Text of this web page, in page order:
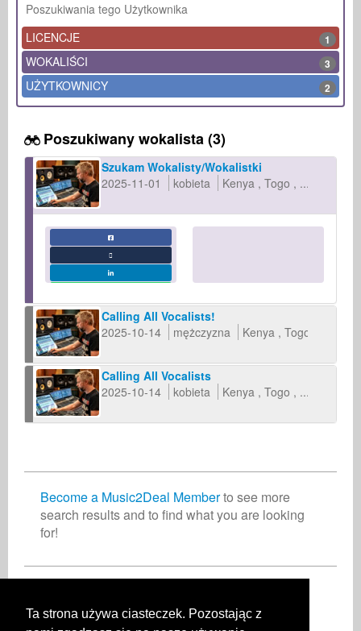
Ta strona używa ciasteczek. Pozostając z
Poszukiwania tego Użytkownika
LICENCJE
1
WOKALIŚCI 3
UŻYTKOWNICY 2
Poszukiwany wokalista (3)
Szukam Wokalisty/Wokalistki
2025-11-01
kobieta Kenya Togo ...
Calling All Vocalists!
2025-10-14
mężczyzna Kenya Togo
Calling All Vocalists
2025-10-14
kobieta Kenya Togo ...
Become a Music2Deal Memberto see more
search results and to find what you are looking
for!